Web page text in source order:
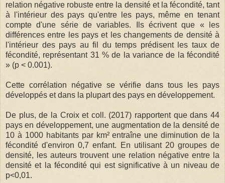
relation négative robuste entre la densité et la fécondité, tant
à l'intérieur des pays qu'entre les pays, même en tenant
compte d'une série de variables. Ils écrivent que « les
différences entre les pays et les changements de densité à
l'intérieur des pays au fil du temps prédisent les taux de
fécondité, représentant 31 % de la variance de la fécondité
» (p < 0.001).
Cette corrélation négative se vérifie dans tous les pays
développés et dans la plupart des pays en développement.
De plus, de la Croix et coll. (2017) rapportent que dans 44
pays en développement, une augmentation de la densité de
10 à 1000 habitants par km² entraîne une diminution de la
fécondité d'environ 0,7 enfant. En utilisant 20 groupes de
densité, les auteurs trouvent une relation négative entre la
densité et la fécondité qui est significative à un niveau de
p<0,01.